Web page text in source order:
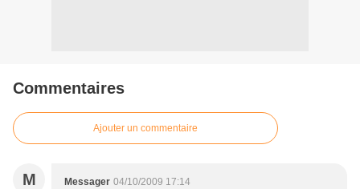
Commentaires
Ajouter un commentaire
M Messager 04/10/2009 17:14